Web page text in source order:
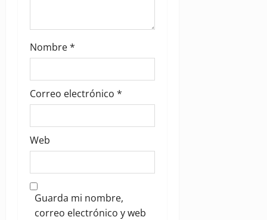
Nombre*
Correo electrónico *
Web
Guarda mi nombre,
correo electrónico y web